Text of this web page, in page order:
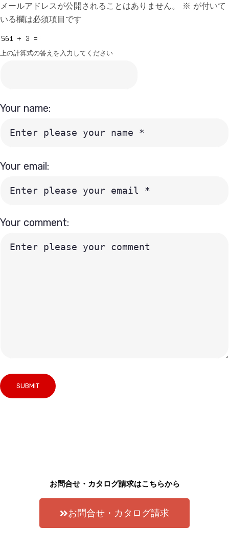
メールアドレスが公開されることはありません。 ※ が付いて
いる欄は必須項目です
Your comment:
上の計算式の答えを入力してください
Your name:
Your email:
お問合せ・カタログ請求はこちらから
お問合せ・カタログ請求